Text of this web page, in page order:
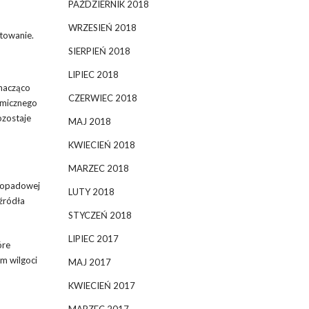
wilgoci
PAŹDZIERNIK 2018
WRZESIEŃ 2018
SIERPIEŃ 2018
LIPIEC 2018
CZERWIEC 2018
MAJ 2018
KWIECIEŃ 2018
MARZEC 2018
LUTY 2018
STYCZEŃ 2018
LIPIEC 2017
MAJ 2017
KWIECIEŃ 2017